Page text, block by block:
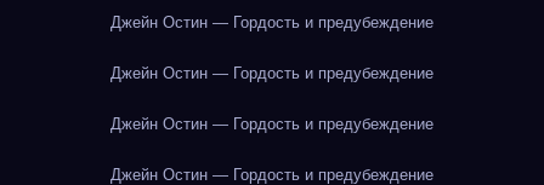
Джейн Остин — Гордость и предубеждение
Джейн Остин — Гордость и предубеждение
Джейн Остин — Гордость и предубеждение
Джейн Остин — Гордость и предубеждение